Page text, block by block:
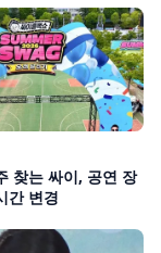
찾는 싸이, 공연 장
간 변경